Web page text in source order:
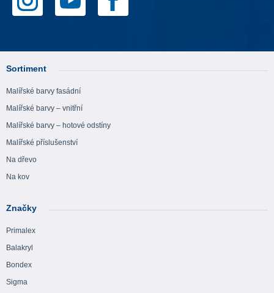
Sortiment
Malířské barvy fasádní
Malířské barvy – vnitřní
Malířské barvy – hotové odstíny
Malířské příslušenství
Na dřevo
Na kov
Značky
Primalex
Balakryl
Bondex
Sigma